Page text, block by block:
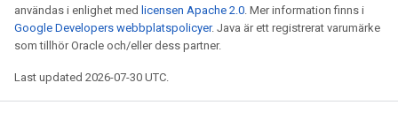
användas i enlighet med licensen Apache 2.0 . Mer information finns i
Google Developers webbplatspolicyer. Java är ett registrerat varumärke
som tillhör Oracle och/eller dess partner.
Last updated 2026-07-30 UTC.